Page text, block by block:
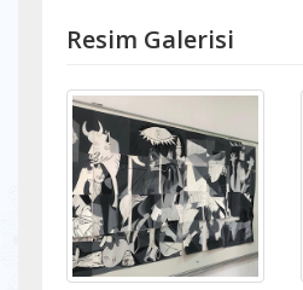
Resim Galerisi